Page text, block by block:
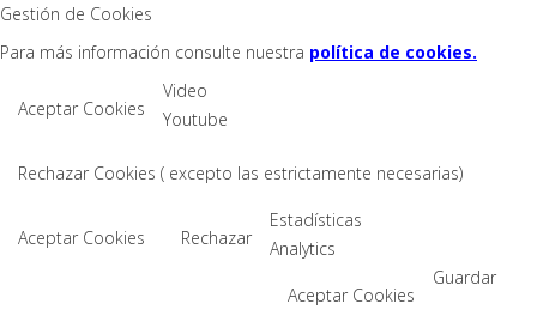
Gestión de Cookies
Para más información consulte nuestra política de cookies.
Aceptar Cookies
Rechazar Cookies ( excepto las estrictamente necesarias)
Video
Youtube
Aceptar Cookies Rechazar
Estadísticas
Analytics
Aceptar Cookies
Guardar